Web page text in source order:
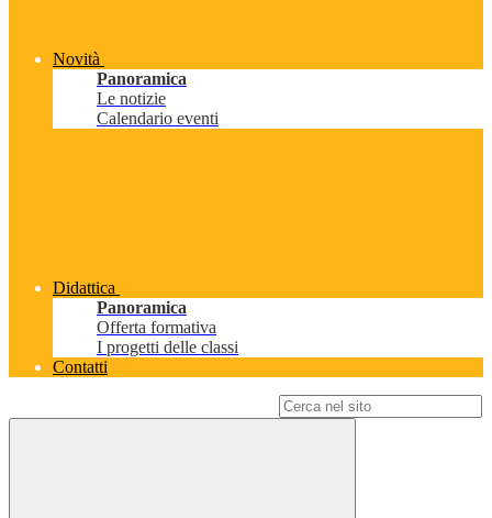
Novità
Panoramica
Le notizie
Calendario eventi
Didattica
Panoramica
Offerta formativa
I progetti delle classi
Contatti